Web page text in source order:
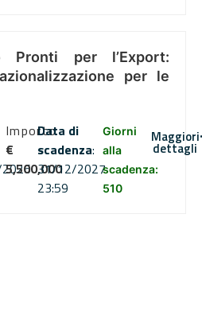
Pronti per l’Export:
per le
Importo
€
5,500,000
Data di
scadenza:
31/12/2027
23:59
Giorni
alla
scadenza:
510
Maggiori
dettagli